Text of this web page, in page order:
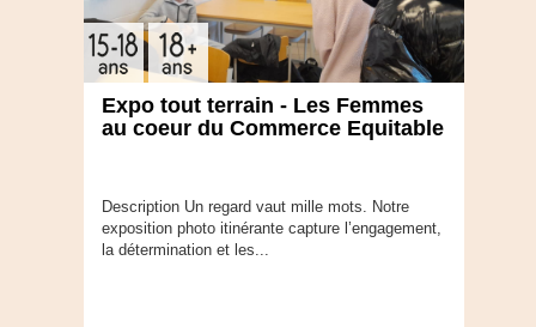
Expo tout terrain - Les Femmes
au coeur du Commerce Equitable
Description Un regard vaut mille mots. Notre
exposition photo itinérante capture l’engagement,
la détermination et les...